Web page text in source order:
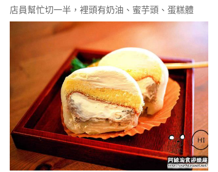
店員幫忙切一半，裡頭有奶油、蜜芋頭、蛋糕體